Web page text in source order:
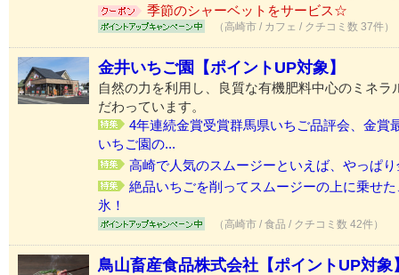
季節のシャーベットをサービス☆
（高崎市 / カフェ / クチコミ数 37件）
金井いちご園【ポイントUP対象】
自然の力を利用し、良質な有機肥料中心のミネラ
だわっています。
4年連続金賞受賞群馬県いちご品評会、金賞
いちご園の...
高崎で人気のスムージーといえば、やっぱ
絶品いちごを削ってスムージーの上に乗せ
氷！
（高崎市 / 食品 / クチコミ数 42件）
鳥山畜産食品株式会社【ポイントUP対象